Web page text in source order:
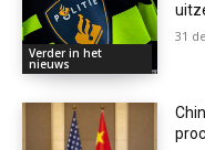
Verder in het
nieuws
31